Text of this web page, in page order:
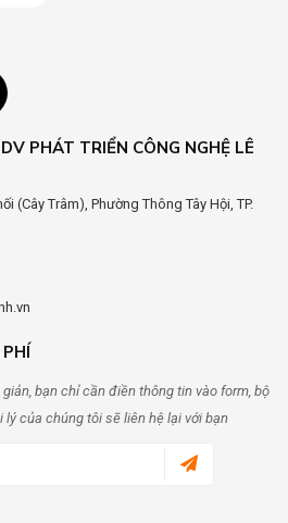
PHÁT TRIỂN CÔNG NGHỆ LÊ
(Cây Trâm), Phường Thông Tây Hội, TP.
bạn chỉ cần điền thông tin vào form, bộ
của chúng tôi sẽ liên hệ lại với bạn